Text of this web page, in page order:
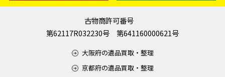
古物商許可番号
第62117R032230号 第641160000621号
大阪府の遺品買取・整理
京都府の遺品買取・整理